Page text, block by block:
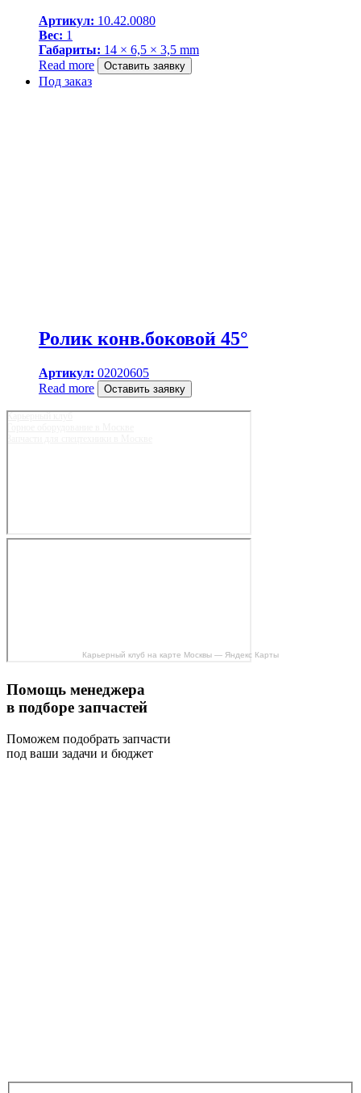
Артикул: 10.42.0080
Вес: 1
Габариты: 14 × 6,5 × 3,5 mm
Read more
Оставить заявку
Под заказ
Ролик конв.боковой 45°
Артикул: 02020605
Read more
Оставить заявку
Карьерный клуб на карте Москвы — Яндекс Карты
Помощь менеджера
в подборе запчастей
Поможем подобрать запчасти
под ваши задачи и бюджет